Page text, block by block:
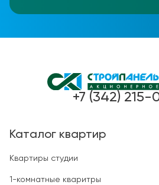
+7 (342)
Каталог квартир
Квартиры студии
1-комнатные кваритры